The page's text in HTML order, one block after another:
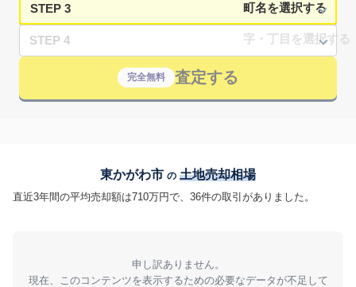
STEP 3
STEP 4
完全無料 査定する
東かがわ市 の 土地売却相場
直近3年間の平均売却額は710万円で、36件の取引がありました。
申し訳ありません。
現在、このコンテンツを表示するための必要なデータが不足して